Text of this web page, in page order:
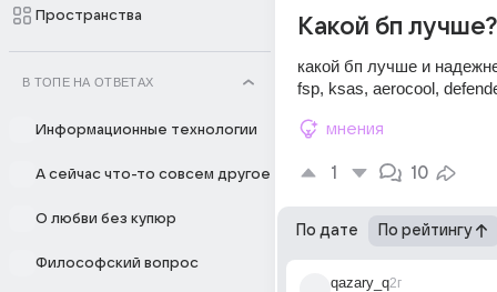
Пространства
В ТОПЕ НА ОТВЕТАХ
Информационные технологии
А сейчас что-то совсем другое
О любви без купюр
Философский вопрос
Какой бп лучше?
какой бп лучше и
fsp, ksas, aerocool,
мнения
1 10
По дате По рейтингу
qazary_q2г